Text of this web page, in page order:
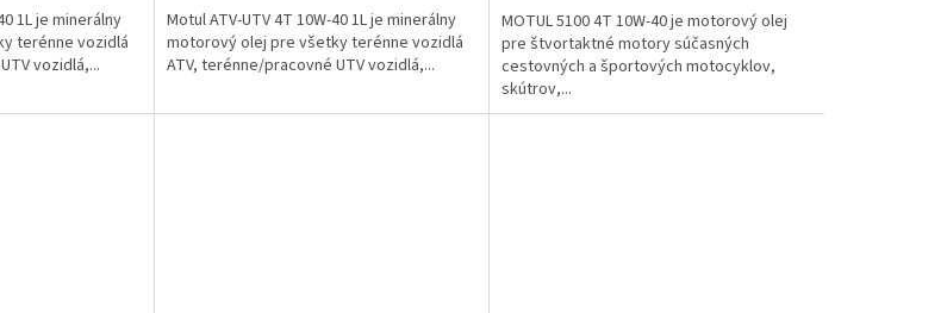
1L je minerálny
terénne vozidlá
vozidlá,...
Motul ATV-UTV 4T 10W-40 1L je minerálny
motorový olej pre všetky terénne vozidlá
ATV, terénne/pracovné UTV vozidlá,...
MOTUL 5100 4T 10W-40 je motorový olej
pre štvortaktné motory súčasných
cestovných a športových motocyklov,
skútrov,...